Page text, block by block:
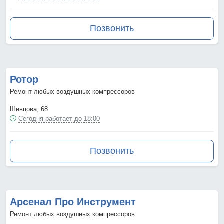
Позвонить
Ротор
Ремонт любых воздушных компрессоров
Шевцова, 68
Сегодня работает до 18:00
Позвонить
Арсенал Про Инструмент
Ремонт любых воздушных компрессоров